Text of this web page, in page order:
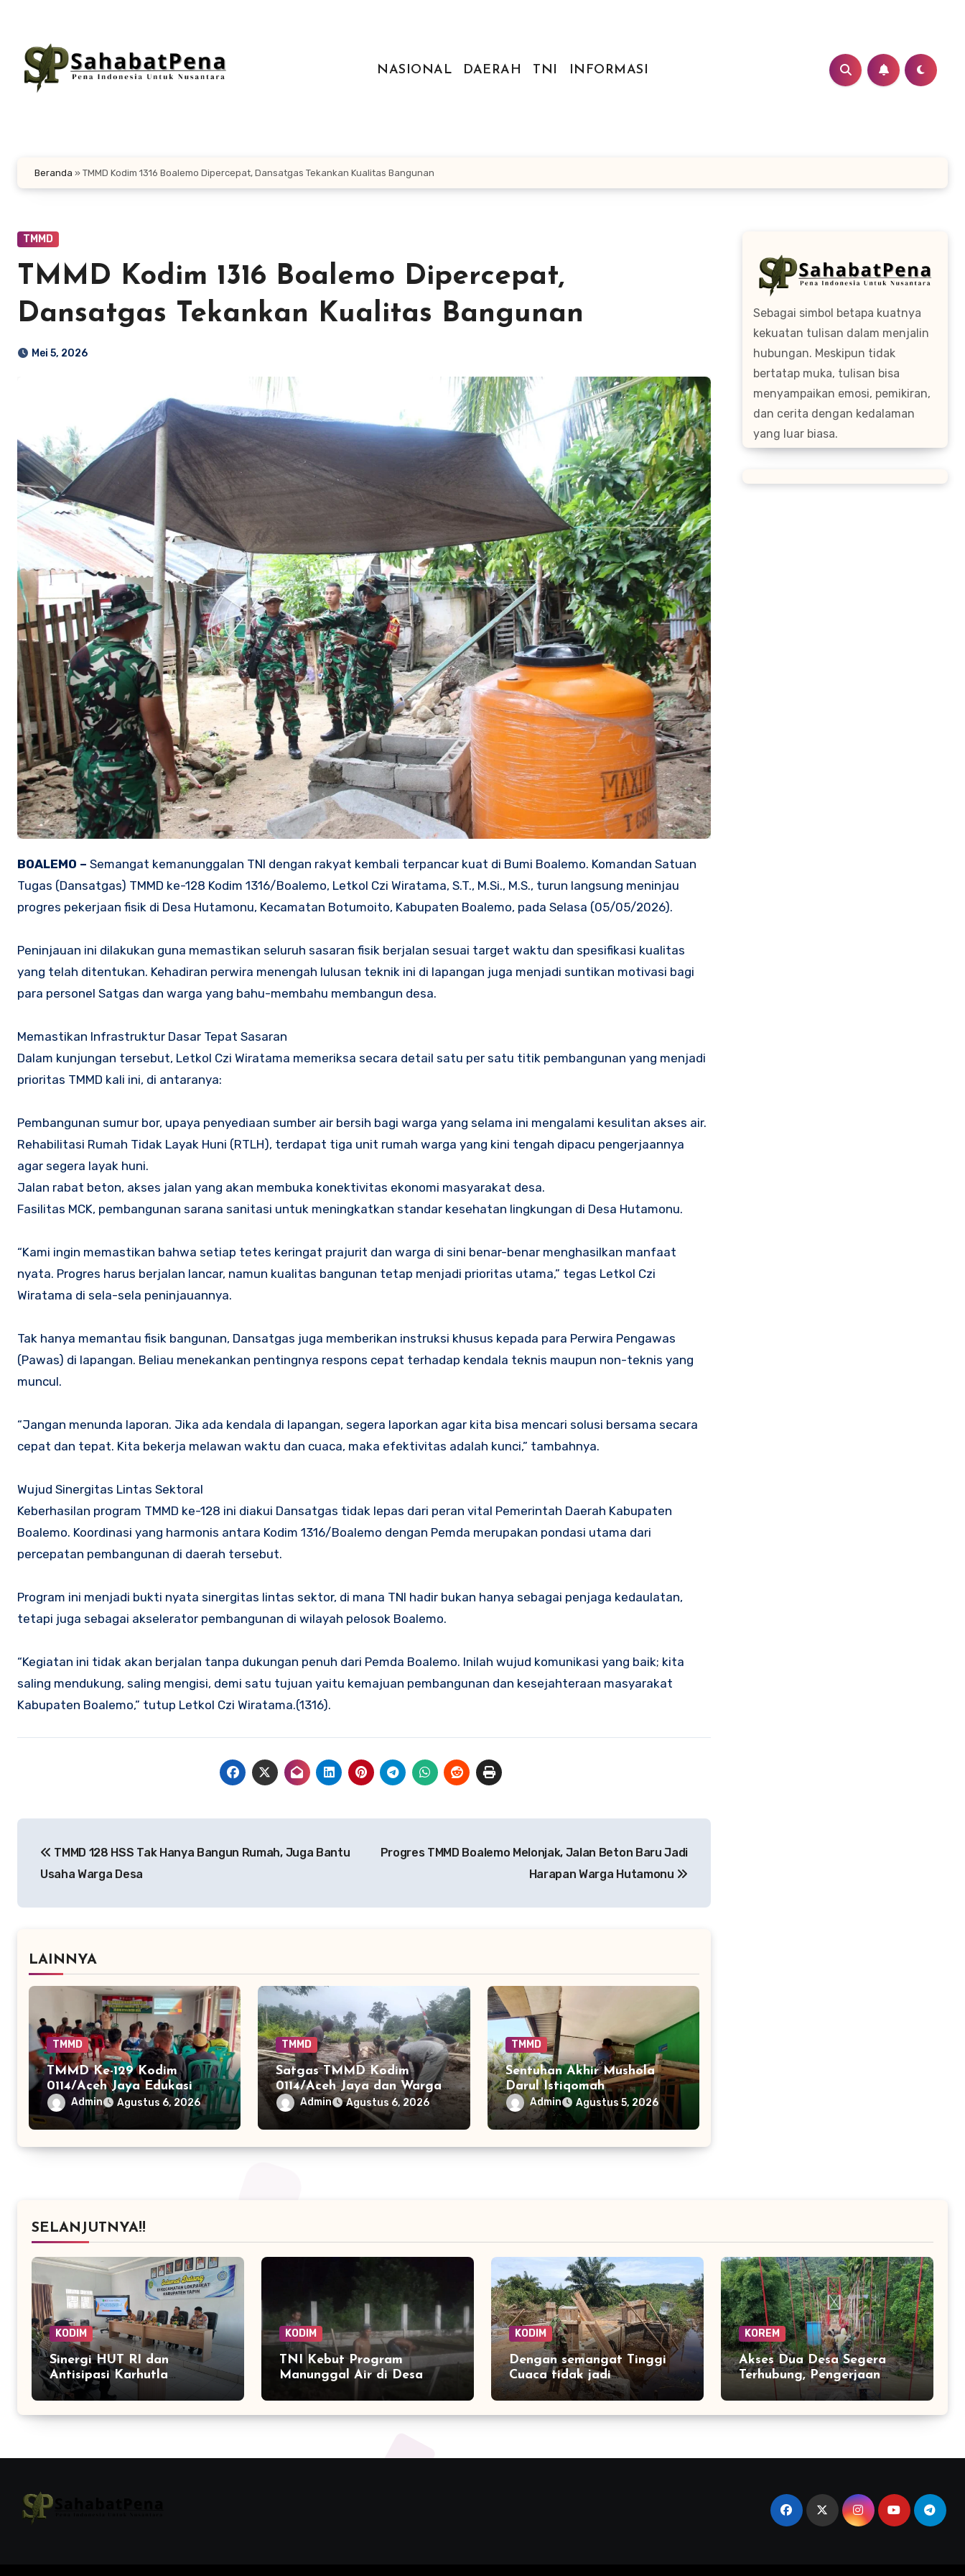
konten
NASIONAL
DAERAH TNI INFORMASI
Beranda » TMMD Kodim 1316 Boalemo Dipercepat, Dansatgas Tekankan Kualitas Bangunan
TMMD
TMMD Kodim 1316 Boalemo Dipercepat,
Dansatgas Tekankan Kualitas Bangunan
Mei 5, 2026
BOALEMO – Semangat kemanunggalan TNI dengan rakyat kembali terpancar kuat di Bumi Boalemo. Komandan Satuan
Tugas (Dansatgas) TMMD ke-128 Kodim 1316/Boalemo, Letkol Czi Wiratama, S.T., M.Si., M.S., turun langsung meninjau
progres pekerjaan fisik di Desa Hutamonu, Kecamatan Botumoito, Kabupaten Boalemo, pada Selasa (05/05/2026).
Peninjauan ini dilakukan guna memastikan seluruh sasaran fisik berjalan sesuai target waktu dan spesifikasi kualitas
yang telah ditentukan. Kehadiran perwira menengah lulusan teknik ini di lapangan juga menjadi suntikan motivasi bagi
para personel Satgas dan warga yang bahu-membahu membangun desa.
Memastikan Infrastruktur Dasar Tepat Sasaran
Dalam kunjungan tersebut, Letkol Czi Wiratama memeriksa secara detail satu per satu titik pembangunan yang menjadi
prioritas TMMD kali ini, di antaranya:
Pembangunan sumur bor, upaya penyediaan sumber air bersih bagi warga yang selama ini mengalami kesulitan akses air.
Rehabilitasi Rumah Tidak Layak Huni (RTLH), terdapat tiga unit rumah warga yang kini tengah dipacu pengerjaannya
agar segera layak huni.
Jalan rabat beton, akses jalan yang akan membuka konektivitas ekonomi masyarakat desa.
Fasilitas MCK, pembangunan sarana sanitasi untuk meningkatkan standar kesehatan lingkungan di Desa Hutamonu.
“Kami ingin memastikan bahwa setiap tetes keringat prajurit dan warga di sini benar-benar menghasilkan manfaat
nyata. Progres harus berjalan lancar, namun kualitas bangunan tetap menjadi prioritas utama,” tegas Letkol Czi
Wiratama di sela-sela peninjauannya.
Tak hanya memantau fisik bangunan, Dansatgas juga memberikan instruksi khusus kepada para Perwira Pengawas
(Pawas) di lapangan. Beliau menekankan pentingnya respons cepat terhadap kendala teknis maupun non-teknis yang
muncul.
“Jangan menunda laporan. Jika ada kendala di lapangan, segera laporkan agar kita bisa mencari solusi bersama secara
cepat dan tepat. Kita bekerja melawan waktu dan cuaca, maka efektivitas adalah kunci,” tambahnya.
Wujud Sinergitas Lintas Sektoral
Keberhasilan program TMMD ke-128 ini diakui Dansatgas tidak lepas dari peran vital Pemerintah Daerah Kabupaten
Boalemo. Koordinasi yang harmonis antara Kodim 1316/Boalemo dengan Pemda merupakan pondasi utama dari
percepatan pembangunan di daerah tersebut.
Program ini menjadi bukti nyata sinergitas lintas sektor, di mana TNI hadir bukan hanya sebagai penjaga kedaulatan,
tetapi juga sebagai akselerator pembangunan di wilayah pelosok Boalemo.
“Kegiatan ini tidak akan berjalan tanpa dukungan penuh dari Pemda Boalemo. Inilah wujud komunikasi yang baik; kita
saling mendukung, saling mengisi, demi satu tujuan yaitu kemajuan pembangunan dan kesejahteraan masyarakat
Kabupaten Boalemo,” tutup Letkol Czi Wiratama.(1316).
pos TMMD 128 HSS Tak Hanya Bangun Rumah, Juga Bantu
Usaha Warga Desa
Progres TMMD Boalemo Melonjak, Jalan Beton Baru Jadi
Harapan Warga Hutamonu
LAINNYA
TMMD
TMMD Ke-129 Kodim
0114/Aceh Jaya Edukasi
Warga Cegah Karhutla
Lewat Penyuluhan Hukum
Admin Agustus 6, 2026
TMMD
Satgas TMMD Kodim
0114/Aceh Jaya dan Warga
Rampungkan Bekisting
Jembatan Titik 1
Admin Agustus 6, 2026
TMMD
Sentuhan Akhir Mushola
Darul Istiqomah
Menguatkan Harapan
Warga Tamban Bangun
Admin Agustus 5, 2026
Sebagai simbol betapa kuatnya
kekuatan tulisan dalam menjalin
hubungan. Meskipun tidak
bertatap muka, tulisan bisa
menyampaikan emosi, pemikiran,
dan cerita dengan kedalaman
yang luar biasa.
SELANJUTNYA!!
KODIM
Sinergi HUT RI dan
Antisipasi Karhutla
Menguat Lewat Rapat
KODIM
TNI Kebut Program
Manunggal Air di Desa
KODIM
Dengan semangat Tinggi
Cuaca tidak jadi
penghalang Demi tuntaskan
Paya laot untuk Percepat
KOREM
Akses Dua Desa Segera
Terhubung, Pengerjaan
Jembatan Perintis Garuda